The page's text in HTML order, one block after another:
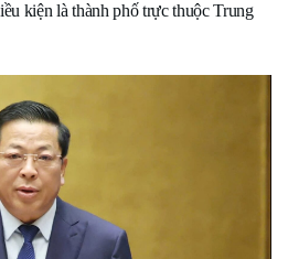
kiện là thành phố trực thuộc Trung